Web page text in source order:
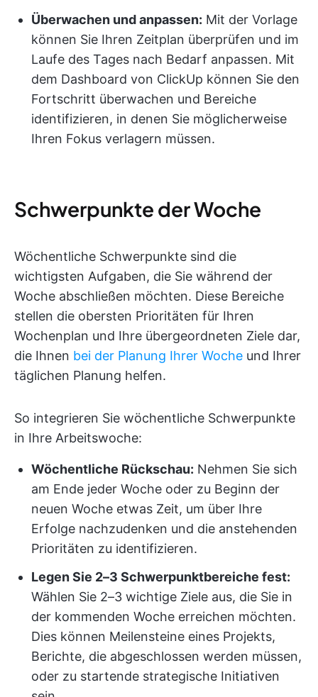
Überwachen und anpassen: Mit der Vorlage
können Sie Ihren Zeitplan überprüfen und im
Laufe des Tages nach Bedarf anpassen. Mit
dem Dashboard von ClickUp können Sie den
Fortschritt überwachen und Bereiche
identifizieren, in denen Sie möglicherweise
Ihren Fokus verlagern müssen.
Schwerpunkte der Woche
Wöchentliche Schwerpunkte sind die
wichtigsten Aufgaben, die Sie während der
Woche abschließen möchten. Diese Bereiche
stellen die obersten Prioritäten für Ihren
Wochenplan und Ihre übergeordneten Ziele dar,
die Ihnen bei der Planung Ihrer Woche und Ihrer
täglichen Planung helfen.
So integrieren Sie wöchentliche Schwerpunkte
in Ihre Arbeitswoche:
Wöchentliche Rückschau: Nehmen Sie sich
am Ende jeder Woche oder zu Beginn der
neuen Woche etwas Zeit, um über Ihre
Erfolge nachzudenken und die anstehenden
Prioritäten zu identifizieren.
Legen Sie 2–3 Schwerpunktbereiche fest:
Wählen Sie 2–3 wichtige Ziele aus, die Sie in
der kommenden Woche erreichen möchten.
Dies können Meilensteine eines Projekts,
Berichte, die abgeschlossen werden müssen,
oder zu startende strategische Initiativen